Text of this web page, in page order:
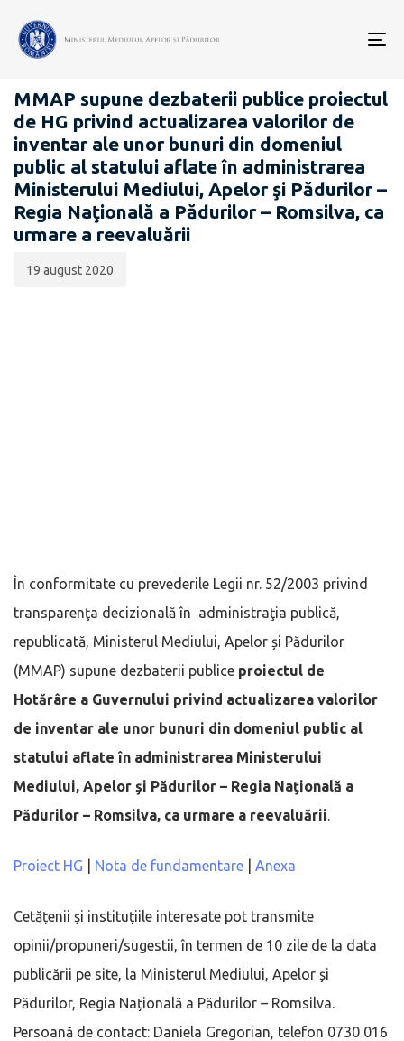
PROIECTE ACTE NORMATIVE
MMAP supune dezbaterii publice proiectul
de HG privind actualizarea valorilor de
inventar ale unor bunuri din domeniul
public al statului aflate în administrarea
Ministerului Mediului, Apelor şi Pădurilor –
Regia Naţională a Pădurilor – Romsilva, ca
urmare a reevaluării
publicării:
19 august 2020
În conformitate cu prevederile Legii nr. 52/2003 privind
transparenţa decizională în administraţia publică,
republicată, Ministerul Mediului, Apelor și Pădurilor
(MMAP) supune dezbaterii publice proiectul de
Hotărâre a Guvernului privind actualizarea valorilor
de inventar ale unor bunuri din domeniul public al
statului aflate în administrarea Ministerului
Mediului, Apelor şi Pădurilor – Regia Naţională a
Pădurilor – Romsilva, ca urmare a reevaluării.
Proiect HG Nota de fundamentare Anexa
Cetățenii și instituțiile interesate pot transmite
opinii/propuneri/sugestii, în termen de 10 zile de la data
publicării pe site, la Ministerul Mediului, Apelor și
Pădurilor, Regia Națională a Pădurilor – Romsilva.
Persoană de contact: Daniela Gregorian, telefon 0730 016